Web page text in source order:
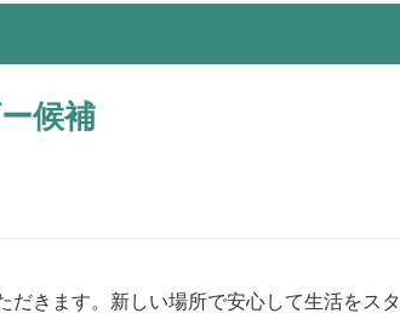
候補
きます。新しい場所で安心して生活をスタ